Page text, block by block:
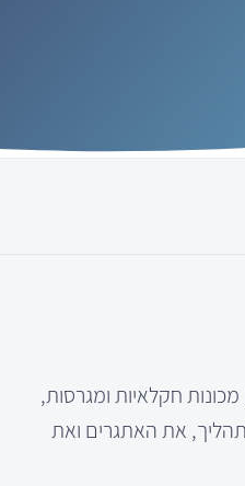
חקלאיות ומגרסות,
את האתגרים ואת